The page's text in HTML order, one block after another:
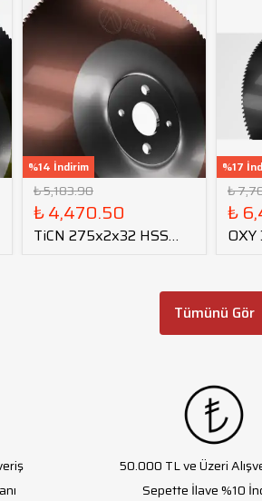
%14 İndirim
₺ 5,183.90
₺ 4,470.50
TiCN 275x2x32 HSS
%17
₺
₺
Tümünü Gör
50.000 TL ve Üzeri
Sepette İlave %10